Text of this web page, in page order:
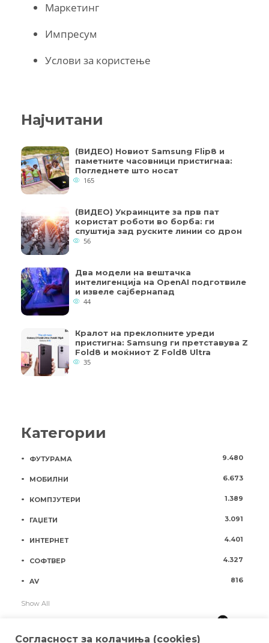
Маркетинг
Импресум
Услови за користење
Најчитани
(ВИДЕО) Новиот Samsung Flip8 и
паметните часовници пристигнаа:
Погледнете што носат
165
(ВИДЕО) Украинците за прв пат
користат роботи во борба: ги
спуштија зад руските линии со дрон
56
Два модели на вештачка
интелигенција на OpenAI подготвиле
и извеле сајбернапад
44
Кралот на преклопните уреди
пристигна: Samsung ги претставува Z
Fold8 и моќниот Z Fold8 Ultra
35
Категории
ФУТУРАМА 9.480
МОБИЛНИ 6.673
КОМПЈУТЕРИ 1.389
ГАЏЕТИ 3.091
ИНТЕРНЕТ 4.401
СОФТВЕР 4.327
AV 816
Show All
Согласност за колачиња (cookies)